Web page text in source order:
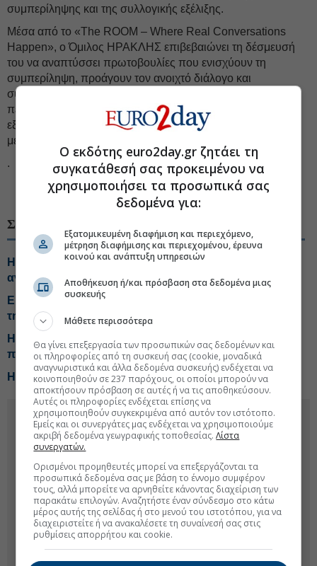
συμπερίληψης και της συλλογικής εξέλιξης.
Μέσα από το «The ROOM – Where Real Conversations
Happen», ο Όμιλος ΗΡΑΚΛΗΣ επιβεβαιώνει τη δέσμευσή
του να αναπτύσσει πρωτοβουλίες που ενισχύουν τη
συμπερίληψη, προάγουν τον ανοιχτό διάλογο και
συμβάλλουν στη διαμόρφωση ενός εργασιακού
περιβάλλοντος όπου κάθε άνθρωπος έχει τον χώρο να
εξελίσσεται και να συμμετέχει ισότιμα στη διαμόρφωση του
μέλλοντος.
.
#Ελληνικές επιχειρήσεις #Ομιλος Ηρακλής
ΣΧΕΤΙΚΑ ΘΕΜΑΤΑ
Ηρακλής: Η Ελλάδα στις αγορές που οδηγούν την
ανάπτυξη της Holcim
Εμπορικός Σύλλογος Αθηνών: Δέσμη προτάσεων για
τη στήριξη των μικρομεσαίων
Η Τεχνητή Νοημοσύνη στις κορυφαίες στρατηγικές
προτεραιότητες των Ελλήνων CEOs
Η ΚΑΥΑΚ αναπτύσσεται αλλά με κόστος
Ο εκδότης euro2day.gr ζητάει τη
συγκατάθεσή σας προκειμένου να
χρησιμοποιήσει τα προσωπικά σας
δεδομένα για:
Εξατομικευμένη διαφήμιση και περιεχόμενο,
μέτρηση διαφήμισης και περιεχομένου, έρευνα
κοινού και ανάπτυξη υπηρεσιών
Αποθήκευση ή/και πρόσβαση στα δεδομένα μιας
συσκευής
Μάθετε περισσότερα
Θα γίνει επεξεργασία των προσωπικών σας δεδομένων και
οι πληροφορίες από τη συσκευή σας (cookie, μοναδικά
αναγνωριστικά και άλλα δεδομένα συσκευής) ενδέχεται να
κοινοποιηθούν σε 237 παρόχους, οι οποίοι μπορούν να
αποκτήσουν πρόσβαση σε αυτές ή να τις αποθηκεύσουν.
Αυτές οι πληροφορίες ενδέχεται επίσης να
χρησιμοποιηθούν συγκεκριμένα από αυτόν τον ιστότοπο.
Εμείς και οι συνεργάτες μας ενδέχεται να χρησιμοποιούμε
ακριβή δεδομένα γεωγραφικής τοποθεσίας.Λίστα
συνεργατών.
Ορισμένοι προμηθευτές μπορεί να επεξεργάζονται τα
προσωπικά δεδομένα σας με βάση το έννομο συμφέρον
τους, αλλά μπορείτε να αρνηθείτε κάνοντας διαχείριση των
παρακάτω επιλογών. Αναζητήστε έναν σύνδεσμο στο κάτω
μέρος αυτής της σελίδας ή στο μενού του ιστοτόπου, για να
διαχειριστείτε ή να ανακαλέσετε τη συναίνεσή σας στις
ρυθμίσεις απορρήτου και cookie.